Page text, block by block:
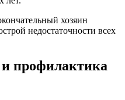
хозяин
недостаточности всех
профилактика